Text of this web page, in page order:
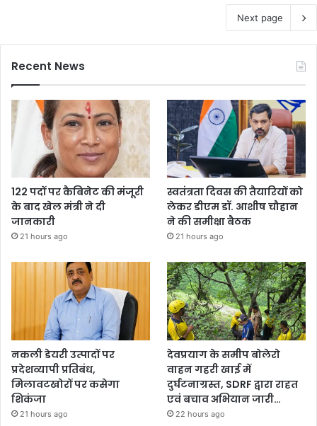
Next page
Recent News
122 पदों पर कैबिनेट की मंजूरी
के बाद खेल मंत्री ने दी
जानकारी
21 hours ago
स्वतंत्रता दिवस की तैयारियों को
लेकर डीएम डॉ. आशीष चौहान
ने की समीक्षा बैठक
21 hours ago
नकली डेयरी उत्पादों पर
प्रदेशव्यापी प्रतिबंध,
मिलावटखोरों पर कसेगा
शिकंजा
21 hours ago
देवप्रयाग के समीप बोलेरो
वाहन गहरी खाई में
दुर्घटनाग्रस्त, SDRF द्वारा राहत
एवं बचाव अभियान जारी…
22 hours ago